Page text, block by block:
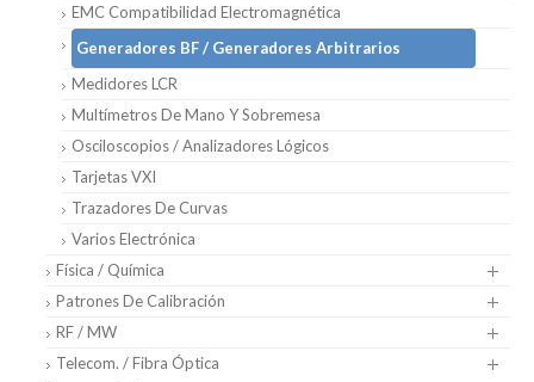
EMC Compatibilidad Electromagnética
Generadores BF / Generadores Arbitrarios
Medidores LCR
Multímetros De Mano Y Sobremesa
Osciloscopios / Analizadores Lógicos
Tarjetas VXI
Trazadores De Curvas
Varios Electrónica
Física / Química
Patrones De Calibración
RF / MW
Telecom. / Fibra Óptica